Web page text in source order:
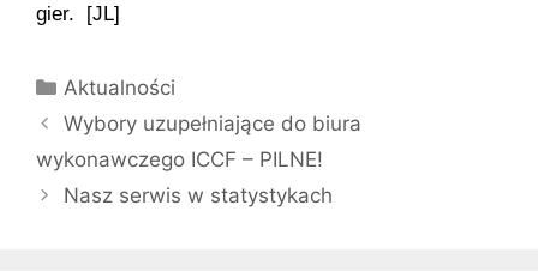
gier. [JL]
Kategorie
Aktualności
Wybory uzupełniające do biura
wykonawczego ICCF – PILNE!
Nasz serwis w statystykach